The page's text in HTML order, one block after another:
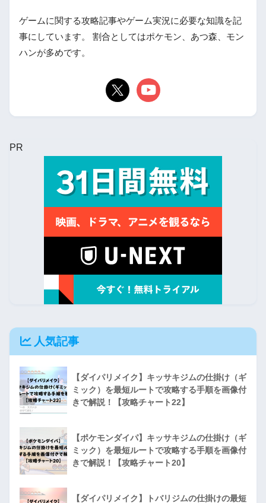
ゲームに関する攻略記事やゲーム実況に必要な知識を記
事にしています。 割合としてはポケモン、あつ森、モン
ハンが多めです。
PR
人気記事
【ダイパリメイク】キッサキジムの仕掛け（ギ
ミック）を最短ルートで攻略する手順を画像付
きで解説！【攻略チャート22】
【ポケモンダイパ】キッサキジムの仕掛け（ギ
ミック）を最短ルートで攻略する手順を画像付
きで解説！【攻略チャート20】
【ダイパリメイク】トバリジムの仕掛けの最短